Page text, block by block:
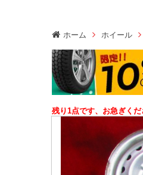
ホーム ホイール
残り1点です、お急ぎくだ